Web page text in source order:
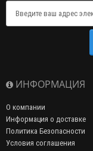
ИНФОРМАЦИЯ
О компании
Информация о доставке
Политика Безопасности
Условия соглашения